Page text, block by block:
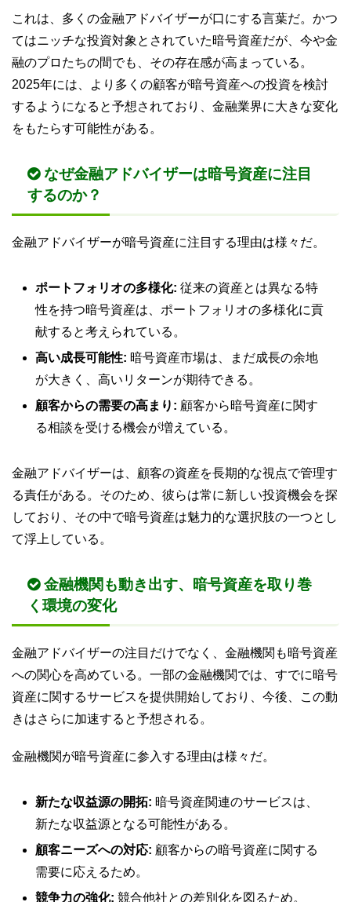
これは、多くの金融アドバイザーが口にする言葉だ。かつ
てはニッチな投資対象とされていた暗号資産だが、今や金
融のプロたちの間でも、その存在感が高まっている。
2025年には、より多くの顧客が暗号資産への投資を検討
するようになると予想されており、金融業界に大きな変化
をもたらす可能性がある。
なぜ金融アドバイザーは暗号資産に注目
するのか？
金融アドバイザーが暗号資産に注目する理由は様々だ。
ポートフォリオの多様化: 従来の資産とは異なる特
性を持つ暗号資産は、ポートフォリオの多様化に貢
献すると考えられている。
高い成長可能性: 暗号資産市場は、まだ成長の余地
が大きく、高いリターンが期待できる。
顧客からの需要の高まり: 顧客から暗号資産に関す
る相談を受ける機会が増えている。
金融アドバイザーは、顧客の資産を長期的な視点で管理す
る責任がある。そのため、彼らは常に新しい投資機会を探
しており、その中で暗号資産は魅力的な選択肢の一つとし
て浮上している。
金融機関も動き出す、暗号資産を取り巻
く環境の変化
金融アドバイザーの注目だけでなく、金融機関も暗号資産
への関心を高めている。一部の金融機関では、すでに暗号
資産に関するサービスを提供開始しており、今後、この動
きはさらに加速すると予想される。
金融機関が暗号資産に参入する理由は様々だ。
新たな収益源の開拓: 暗号資産関連のサービスは、
新たな収益源となる可能性がある。
顧客ニーズへの対応: 顧客からの暗号資産に関する
需要に応えるため。
競争力の強化: 競合他社との差別化を図るため。